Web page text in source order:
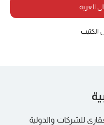
العربة
الكتيب
للشركات والدولية